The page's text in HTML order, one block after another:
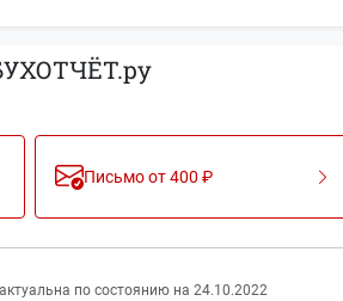
Письмо от 400 ₽
по состоянию на 24.10.2022